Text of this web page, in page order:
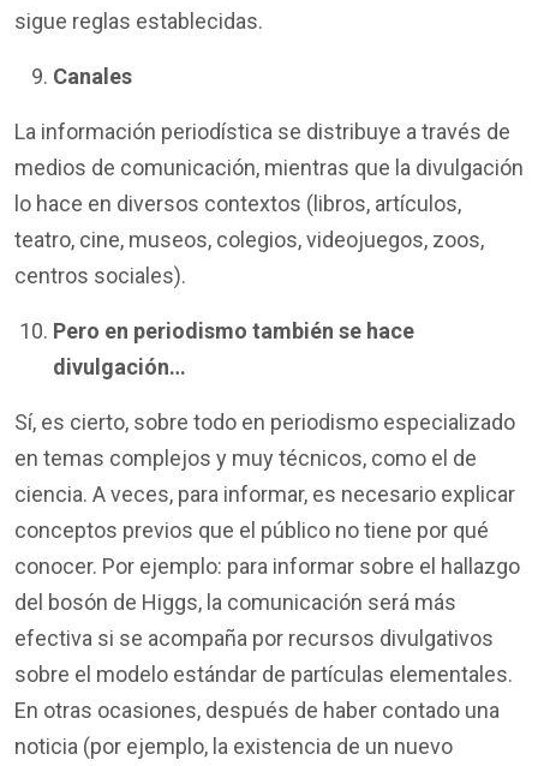
sigue reglas establecidas.
Canales
La información periodística se distribuye a través de
medios de comunicación, mientras que la divulgación
lo hace en diversos contextos (libros, artículos,
teatro, cine, museos, colegios, videojuegos, zoos,
centros sociales).
Pero en periodismo también se hace
divulgación…
Sí, es cierto, sobre todo en periodismo especializado
en temas complejos y muy técnicos, como el de
ciencia. A veces, para informar, es necesario explicar
conceptos previos que el público no tiene por qué
conocer. Por ejemplo: para informar sobre el hallazgo
del bosón de Higgs, la comunicación será más
efectiva si se acompaña por recursos divulgativos
sobre el modelo estándar de partículas elementales.
En otras ocasiones, después de haber contado una
noticia (por ejemplo, la existencia de un nuevo